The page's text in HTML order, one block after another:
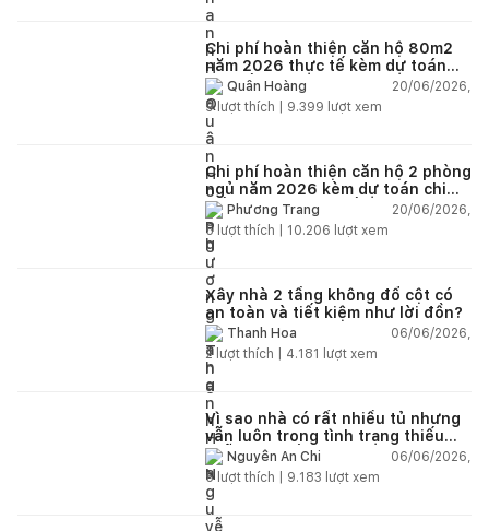
Chi phí hoàn thiện căn hộ 80m2
năm 2026 thực tế kèm dự toán
chi tiết từng hạng mục
Quân Hoàng
20/06/2026,
9lượt thích | 9.399 lượt xem
Chi phí hoàn thiện căn hộ 2 phòng
ngủ năm 2026 kèm dự toán chi
tiết và ví dụ thực tế
Phương Trang
20/06/2026,
5 lượt thích | 10.206 lượt xem
Xây nhà 2 tầng không đổ cột có
an toàn và tiết kiệm như lời đồn?
Thanh Hoa
06/06/2026,
2lượt thích | 4.181 lượt xem
Vì sao nhà có rất nhiều tủ nhưng
vẫn luôn trong tình trạng thiếu
chỗ chứa đồ?
Nguyễn An Chi
06/06/2026,
5lượt thích | 9.183 lượt xem